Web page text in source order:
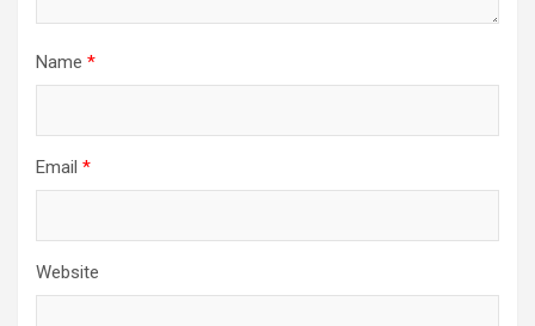
Name *
Email *
Website